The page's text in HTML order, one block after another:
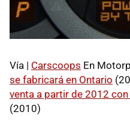
Vía | Carscoops En
se fabricará en Ontario
venta a partir de 2012
(2010)